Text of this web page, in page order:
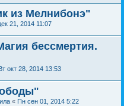
из Мелнибонэ"
21, 2014 11:07
бессмертия.
окт 28, 2014 13:53
« Пн сен 01, 2014 5:22